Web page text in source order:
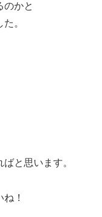
のかと
。
と思います。
！